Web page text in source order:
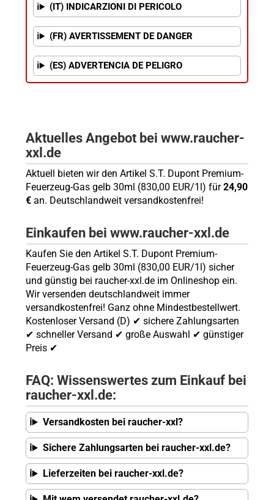
(IT) INDICARZIONI DI PERICOLO
(FR) AVERTISSEMENT DE DANGER
(ES) ADVERTENCIA DE PELIGRO
Aktuelles Angebot bei www.raucher-
xxl.de
Aktuell bieten wir den Artikel S.T. Dupont Premium-
Feuerzeug-Gas gelb 30ml (830,00 EUR/1l) für24,90
€an. Deutschlandweit versandkostenfrei!
Einkaufen bei www.raucher-xxl.de
Kaufen Sie den Artikel S.T. Dupont Premium-
Feuerzeug-Gas gelb 30ml (830,00 EUR/1l) sicher
und günstig bei raucher-xxl.de im Onlineshop ein.
Wir versenden deutschlandweit immer
versandkostenfrei! Ganz ohne Mindestbestellwert.
Kostenloser Versand (D) ✔ sichere Zahlungsarten
✔ schneller Versand ✔ große Auswahl ✔ günstiger
Preis ✔
FAQ: Wissenswertes zum Einkauf bei
raucher-xxl.de:
Versandkosten bei raucher-xxl?
Sichere Zahlungsarten bei raucher-xxl.de?
Lieferzeiten bei raucher-xxl.de?